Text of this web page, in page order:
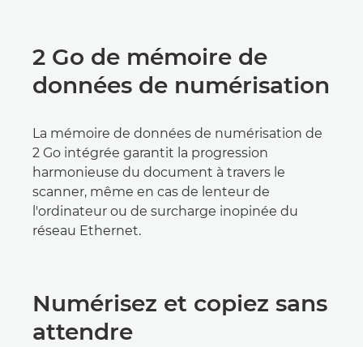
2 Go de mémoire de
données de numérisation
La mémoire de données de numérisation de
2 Go intégrée garantit la progression
harmonieuse du document à travers le
scanner, même en cas de lenteur de
l'ordinateur ou de surcharge inopinée du
réseau Ethernet.
Numérisez et copiez sans
attendre